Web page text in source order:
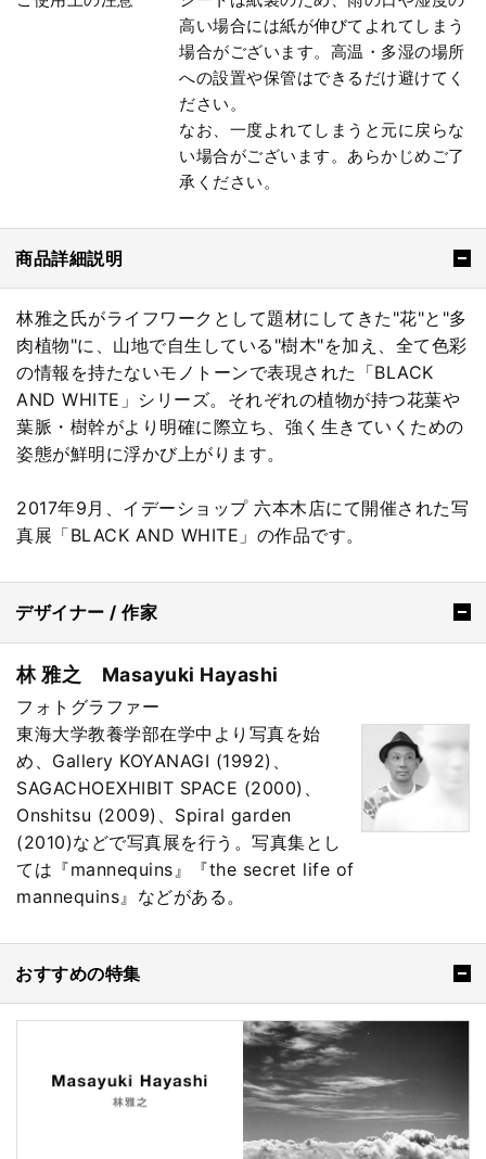
高い場合には紙が伸びてよれてしまう
場合がございます。高温・多湿の場所
への設置や保管はできるだけ避けてく
ださい。
なお、一度よれてしまうと元に戻らな
い場合がございます。あらかじめご了
承ください。
商品詳細説明
林雅之氏がライフワークとして題材にしてきた"花"と"多
肉植物"に、山地で自生している"樹木"を加え、全て色彩
の情報を持たないモノトーンで表現された「BLACK
AND WHITE」シリーズ。それぞれの植物が持つ花葉や
葉脈・樹幹がより明確に際立ち、強く生きていくための
姿態が鮮明に浮かび上がります。
2017年9月、イデーショップ 六本木店にて開催された写
真展「BLACK AND WHITE」の作品です。
デザイナー / 作家
林 雅之 Masayuki Hayashi
フォトグラファー
東海大学教養学部在学中より写真を始
め、Gallery KOYANAGI (1992)、
SAGACHOEXHIBIT SPACE (2000)、
Onshitsu (2009)、Spiral garden
(2010)などで写真展を行う。写真集とし
ては『mannequins』『the secret life of
mannequins』などがある。
おすすめの特集